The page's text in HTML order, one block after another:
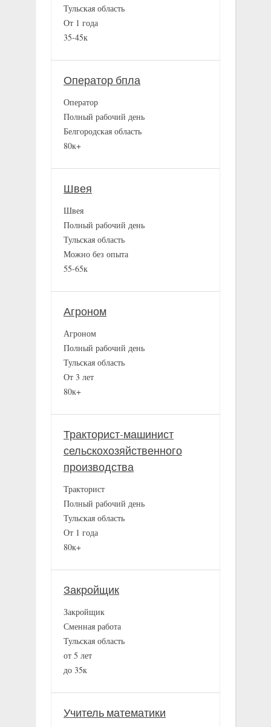
Тульская область
От 1 года
35-45к
Оператор бпла
Оператор
Полный рабочий день
Белгородская область
80к+
Швея
Швея
Полный рабочий день
Тульская область
Можно без опыта
55-65к
Агроном
Агроном
Полный рабочий день
Тульская область
От 3 лет
80к+
Тракторист-машинист
сельскохозяйственного
производства
Тракторист
Полный рабочий день
Тульская область
От 1 года
80к+
Закройщик
Закройщик
Сменная работа
Тульская область
от 5 лет
до 35к
Учитель математики